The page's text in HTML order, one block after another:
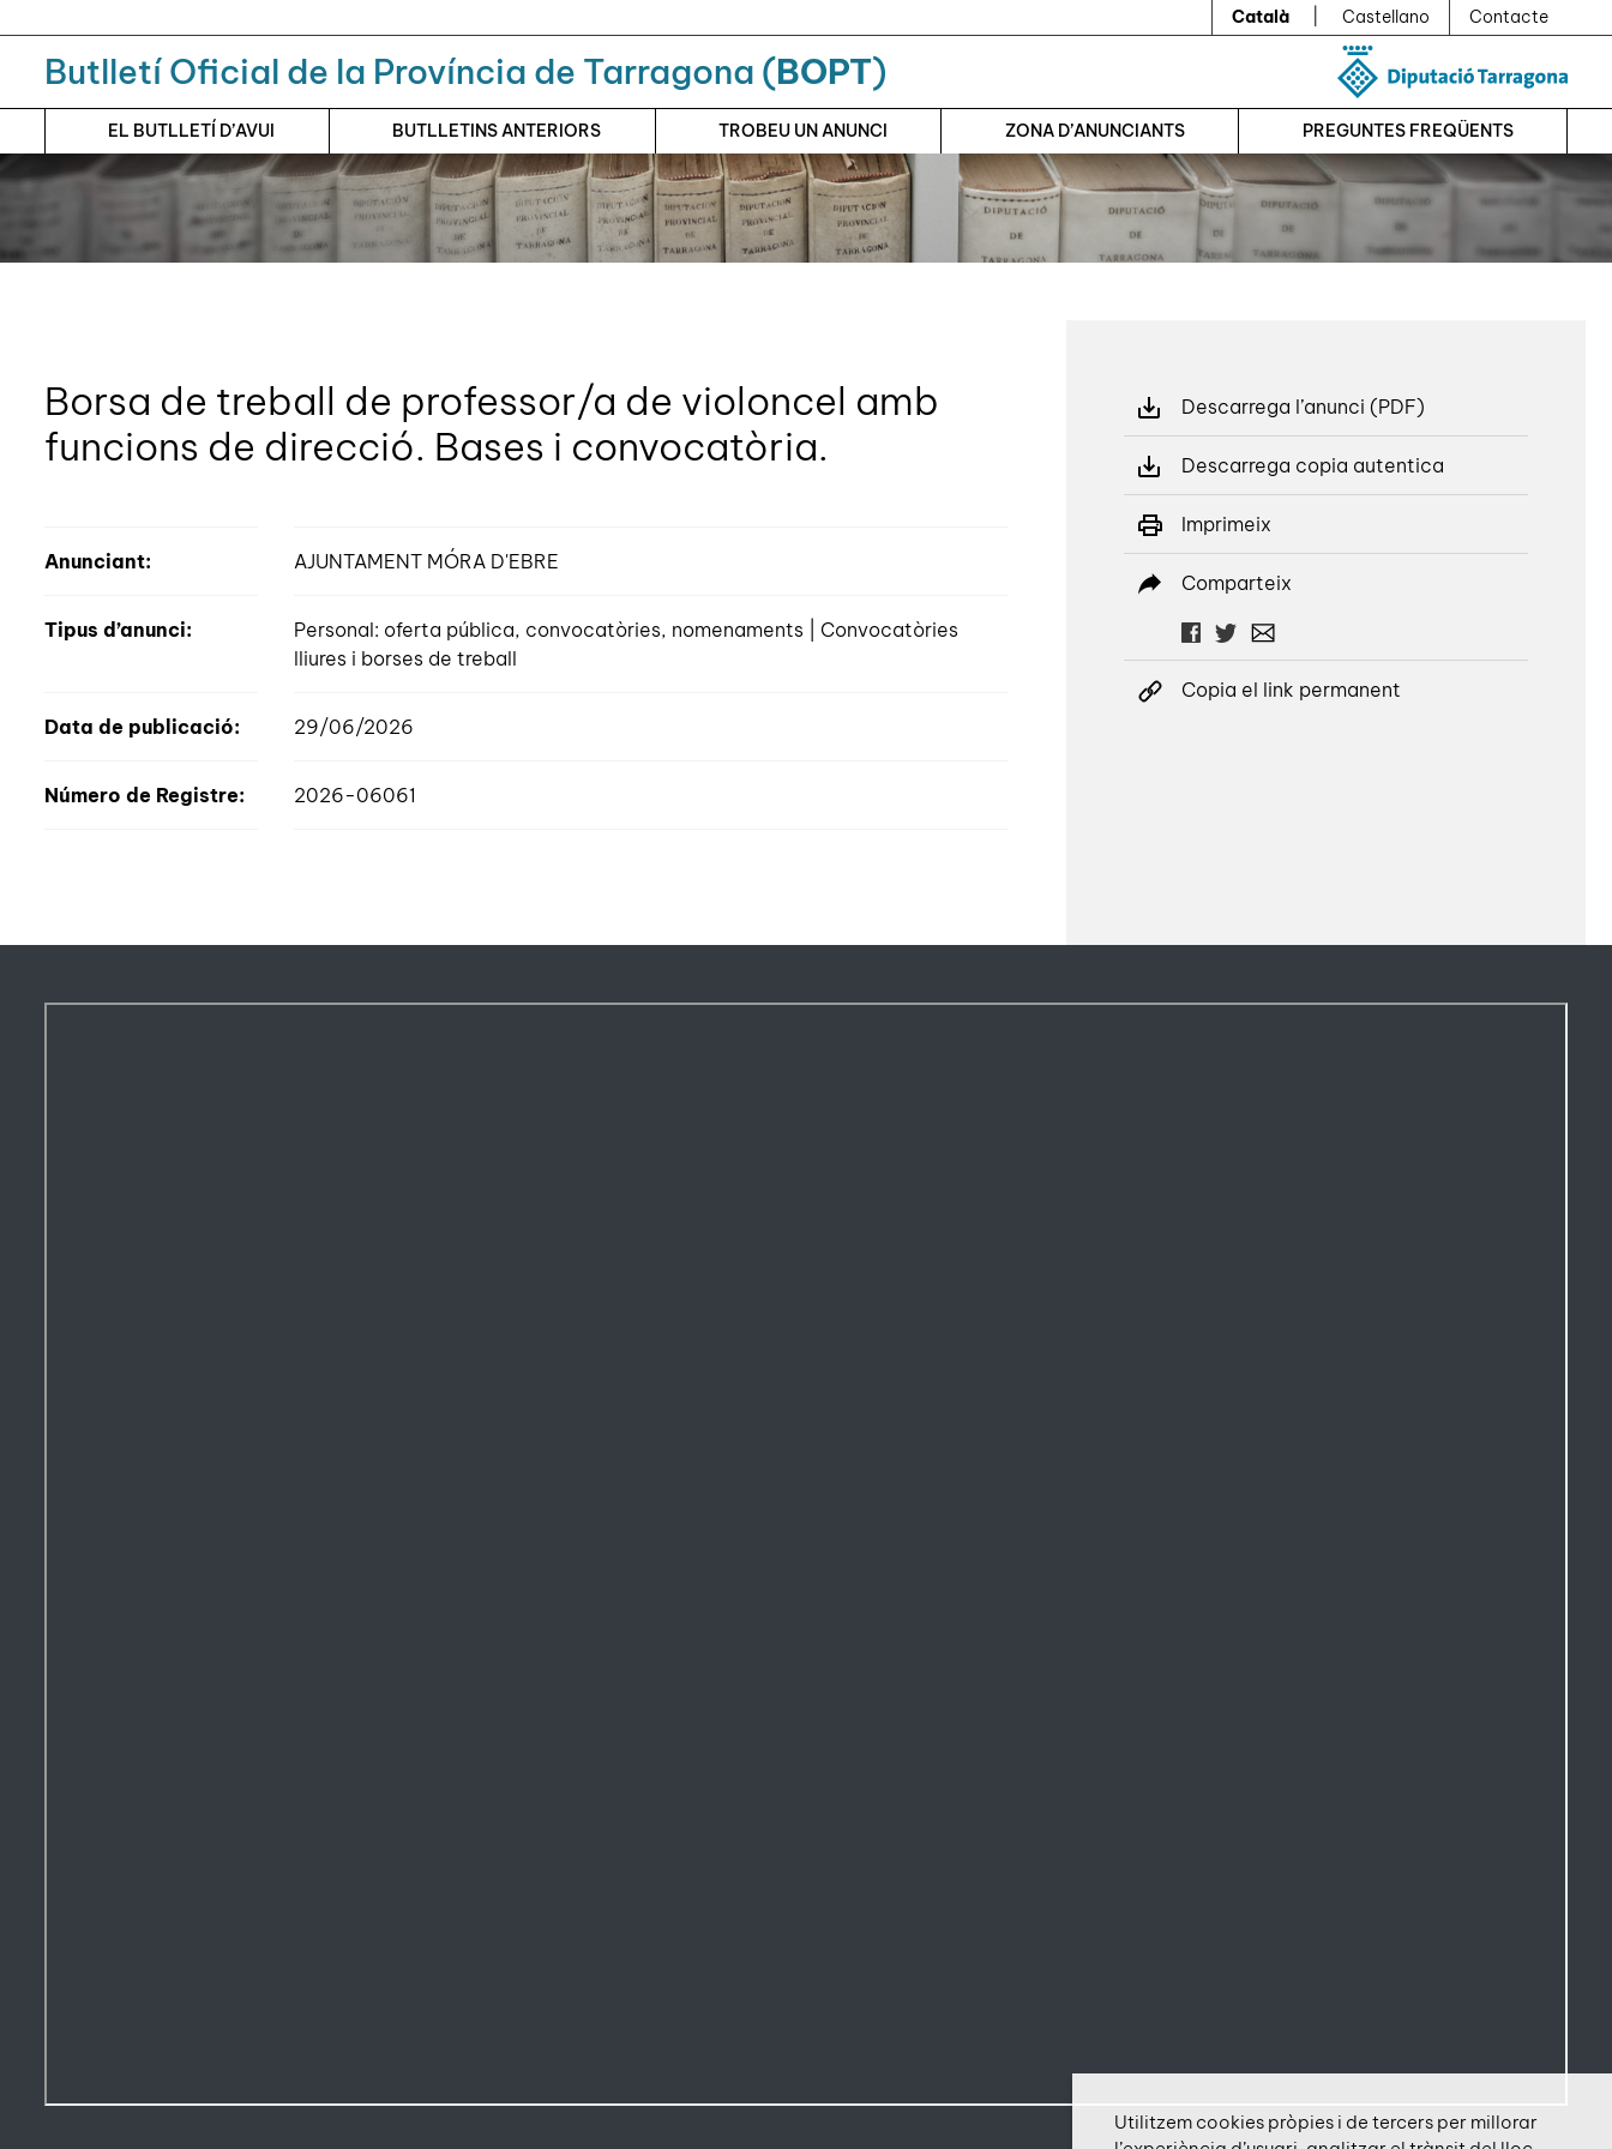
Català Castellano Contacte
Butlletí Oficial de la Província de Tarragona (BOPT)
EL BUTLLETÍ D’AVUI BUTLLETINS ANTERIORS TROBEU UN ANUNCI ZONA D’ANUNCIANTS PREGUNTES FREQÜENTS
Borsa de treball de professor/a de violoncel amb
funcions de direcció. Bases i convocatòria.
Anunciant: AJUNTAMENT MÓRA D'EBRE
Tipus d’anunci:
Personal: oferta pública, convocatòries, nomenaments | Convocatòries
lliures i borses de treball
Data de publicació: 29/06/2026
Número de Registre: 2026-06061
Descarrega l’anunci (PDF)
Descarrega copia autentica
Imprimeix
Comparteix
Copia el link permanent
Utilitzem cookies pròpies i de tercers per millorar